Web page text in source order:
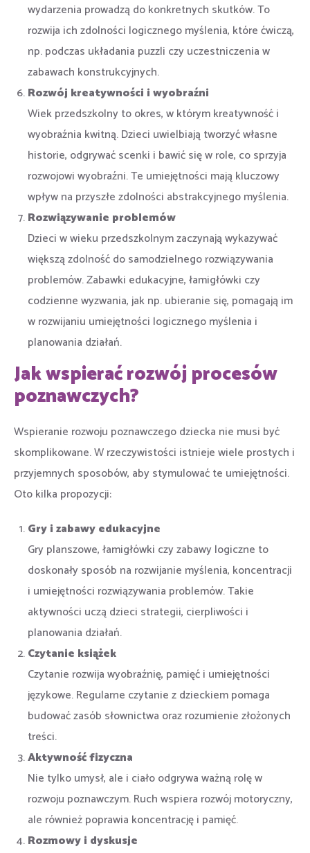
wydarzenia prowadzą do konkretnych skutków. To
rozwija ich zdolności logicznego myślenia, które ćwiczą,
np. podczas układania puzzli czy uczestniczenia w
zabawach konstrukcyjnych.
Rozwój kreatywności i wyobraźni
Wiek przedszkolny to okres, w którym kreatywność i
wyobraźnia kwitną. Dzieci uwielbiają tworzyć własne
historie, odgrywać scenki i bawić się w role, co sprzyja
rozwojowi wyobraźni. Te umiejętności mają kluczowy
wpływ na przyszłe zdolności abstrakcyjnego myślenia.
Rozwiązywanie problemów
Dzieci w wieku przedszkolnym zaczynają wykazywać
większą zdolność do samodzielnego rozwiązywania
problemów. Zabawki edukacyjne, łamigłówki czy
codzienne wyzwania, jak np. ubieranie się, pomagają im
w rozwijaniu umiejętności logicznego myślenia i
planowania działań.
Jak wspierać rozwój procesów
poznawczych?
Wspieranie rozwoju poznawczego dziecka nie musi być
skomplikowane. W rzeczywistości istnieje wiele prostych i
przyjemnych sposobów, aby stymulować te umiejętności.
Oto kilka propozycji:
Gry i zabawy edukacyjne
Gry planszowe, łamigłówki czy zabawy logiczne to
doskonały sposób na rozwijanie myślenia, koncentracji
i umiejętności rozwiązywania problemów. Takie
aktywności uczą dzieci strategii, cierpliwości i
planowania działań.
Czytanie książek
Czytanie rozwija wyobraźnię, pamięć i umiejętności
językowe. Regularne czytanie z dzieckiem pomaga
budować zasób słownictwa oraz rozumienie złożonych
treści.
Aktywność fizyczna
Nie tylko umysł, ale i ciało odgrywa ważną rolę w
rozwoju poznawczym. Ruch wspiera rozwój motoryczny,
ale również poprawia koncentrację i pamięć.
Rozmowy i dyskusje